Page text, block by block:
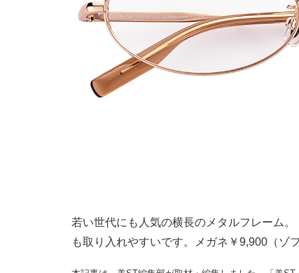
若い世代にも人気の横長のメタルフレーム
も取り入れやすいです。メガネ￥9,900（ゾ